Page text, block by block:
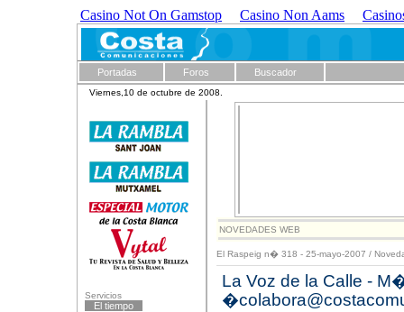
Casino Not On Gamstop Casino Non Aams
Portadas Foros Buscador
Viernes,10 de octubre de 2008.
Servicios
El tiempo
NOVEDADES WEB
El Raspeig n� 318 - 25-mayo-2007 /
La Voz de la Calle -
�